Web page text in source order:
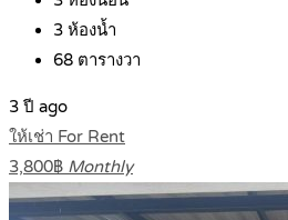
3 ห้องน้ำ
68 ตารางวา
3 ปี ago
ให้เช่า For Rent
3,800฿ Monthly